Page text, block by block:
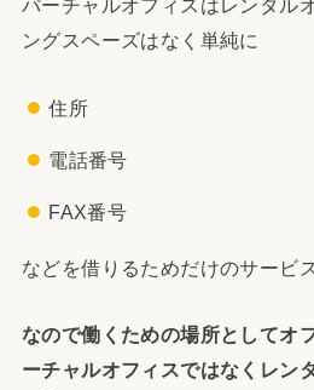
バーチャルオフィスはレンタル
ングスペーズはなく単純に
住所
電話番号
FAX番号
などを借りるためだけのサービ
なので働くための場所としてオ
ーチャルオフィスではなくレン